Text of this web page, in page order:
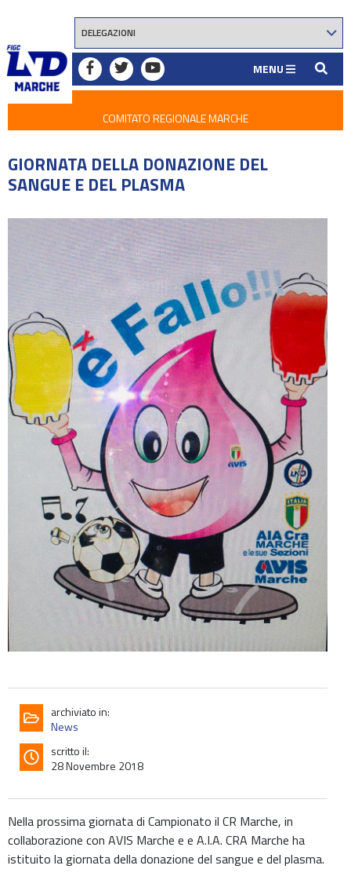
MENU
COMITATO REGIONALE MARCHE
GIORNATA DELLA DONAZIONE DEL
SANGUE E DEL PLASMA
archiviato in:
News
scritto il:
28 Novembre 2018
Nella prossima giornata di Campionato il CR Marche, in
collaborazione con AVIS Marche e e A.I.A. CRA Marche ha
istituito la giornata della donazione del sangue e del plasma.